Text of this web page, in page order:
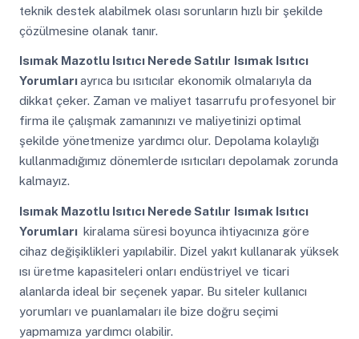
teknik destek alabilmek olası sorunların hızlı bir şekilde
çözülmesine olanak tanır.
Isımak Mazotlu Isıtıcı Nerede Satılır Isımak Isıtıcı
Yorumlarıayrıca bu ısıtıcılar ekonomik olmalarıyla da
dikkat çeker. Zaman ve maliyet tasarrufu profesyonel bir
firma ile çalışmak zamanınızı ve maliyetinizi optimal
şekilde yönetmenize yardımcı olur. Depolama kolaylığı
kullanmadığımız dönemlerde ısıtıcıları depolamak zorunda
kalmayız.
Isımak Mazotlu Isıtıcı Nerede Satılır Isımak Isıtıcı
Yorumları kiralama süresi boyunca ihtiyacınıza göre
cihaz değişiklikleri yapılabilir. Dizel yakıt kullanarak yüksek
ısı üretme kapasiteleri onları endüstriyel ve ticari
alanlarda ideal bir seçenek yapar. Bu siteler kullanıcı
yorumları ve puanlamaları ile bize doğru seçimi
yapmamıza yardımcı olabilir.